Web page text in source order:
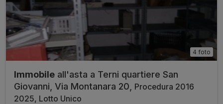
4 foto
Immobile all'asta a Terni quartiere San
Giovanni, Via Montanara 20,
Procedura 2016
2025, Lotto Unico